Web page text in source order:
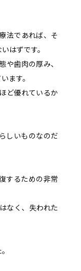
法であれば、そ
はずです。
や歯肉の厚み、
ます。
ど優れているか
しいものなのだ
するための非常
なく、失われた